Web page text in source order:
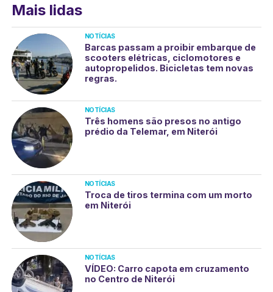
Mais lidas
NOTÍCIAS
Barcas passam a proibir embarque de
scooters elétricas, ciclomotores e
autopropelidos. Bicicletas tem novas
regras.
NOTÍCIAS
Três homens são presos no antigo
prédio da Telemar, em Niterói
NOTÍCIAS
Troca de tiros termina com um morto
em Niterói
NOTÍCIAS
VÍDEO: Carro capota em cruzamento
no Centro de Niterói